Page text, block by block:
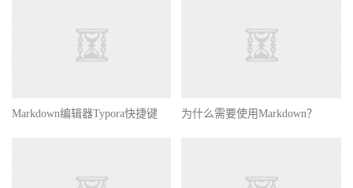
Markdown编辑器Typora快捷键 为什么需要使用Markdown？